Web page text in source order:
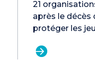
21
après le décès
protéger les